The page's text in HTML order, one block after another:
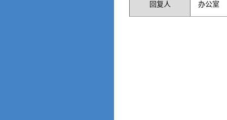
回复人 办公室